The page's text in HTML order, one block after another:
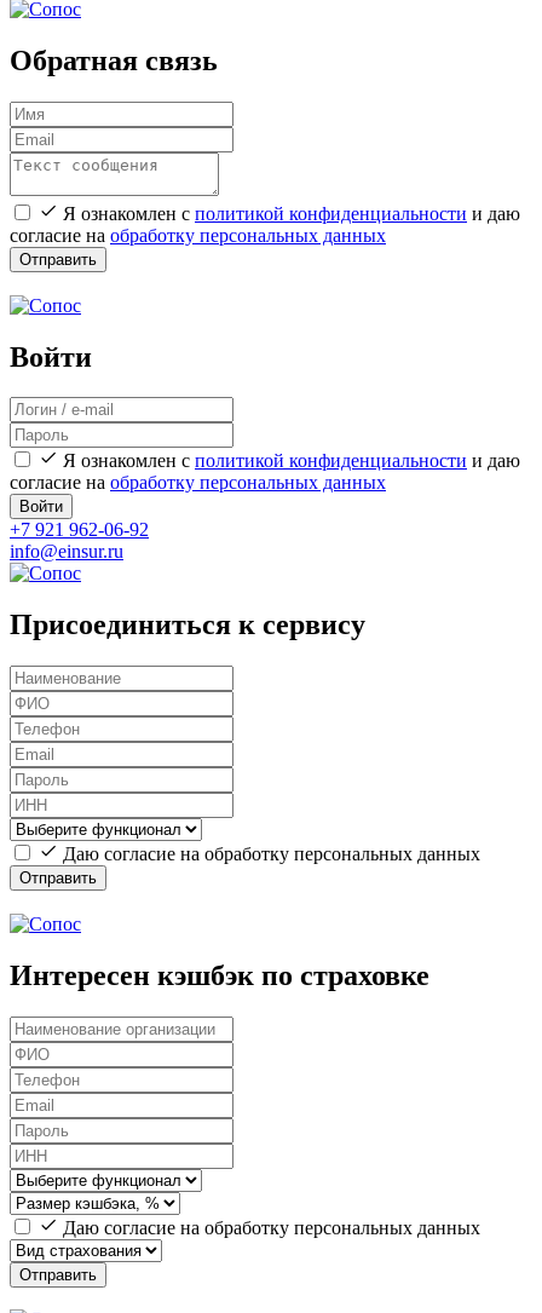
Обратная связь
Я ознакомлен с политикой конфиденциальности и даю
согласие на обработку персональных данных
Отправить
Войти
Я ознакомлен с политикой конфиденциальности и даю
согласие на обработку персональных данных
Войти
+7 921 962-06-92
info@einsur.ru
Присоединиться к сервису
Даю согласие на обработку персональных данных
Отправить
Интересен кэшбэк по страховке
Даю согласие на обработку персональных данных
Отправить